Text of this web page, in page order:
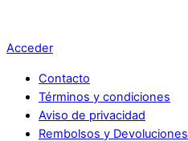
Acceder
Contacto
Términos y condiciones
Aviso de privacidad
Rembolsos y Devoluciones